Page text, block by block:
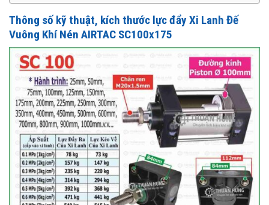
Thông số kỹ thuật, kích thước lực đẩy Xi Lanh Đế
Vuông Khí Nén AIRTAC SC100x175